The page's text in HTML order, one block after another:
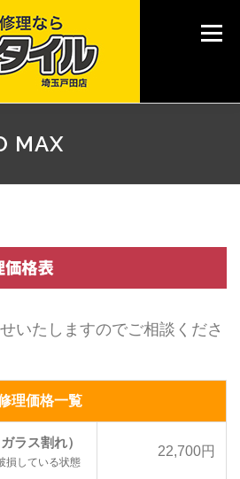
メニュー
ご利用案内
MAX
いたしますのでご相談くださ
理価格一覧
ラス割れ）
損している状態
22,700円